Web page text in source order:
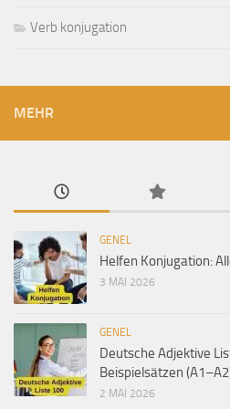
Verb konjugation
MEHR
GENEL
Helfen Konjugation:
3 MAI 2026
GENEL
Deutsche Adjektive
Beispielsätzen
2 MAI 2026